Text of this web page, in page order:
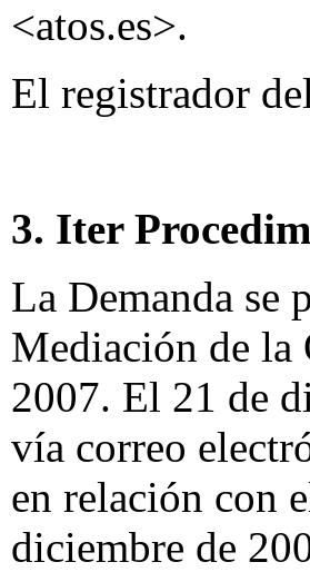
<atos.es>.
El registrador
3. Iter
La Demanda se
Mediación de la
2007. El 21 de
vía correo
en relación con
diciembre de